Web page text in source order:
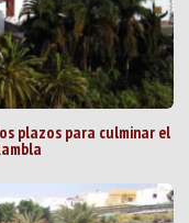
plazos para culminar el